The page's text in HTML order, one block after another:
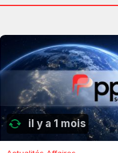
il y a 1 mois